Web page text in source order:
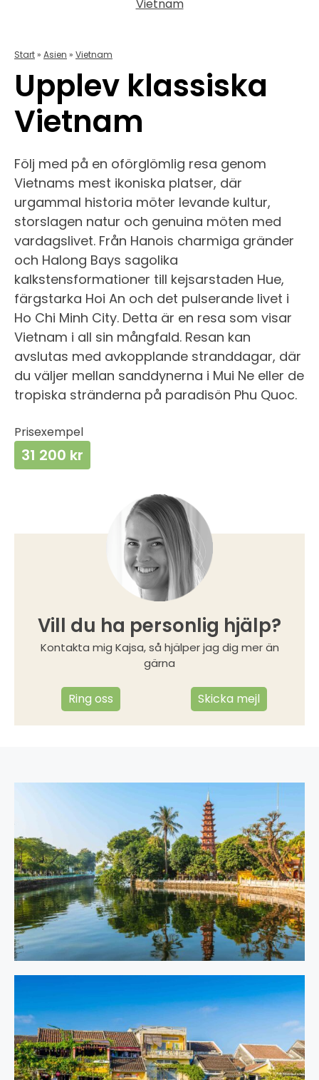
Vietnam
Start» Asien » Vietnam
Upplev klassiska
Vietnam
Följ med på en oförglömlig resa genom
Vietnams mest ikoniska platser, där
urgammal historia möter levande kultur,
storslagen natur och genuina möten med
vardagslivet. Från Hanois charmiga gränder
och Halong Bays sagolika
kalkstensformationer till kejsarstaden Hue,
färgstarka Hoi An och det pulserande livet i
Ho Chi Minh City. Detta är en resa som visar
Vietnam i all sin mångfald. Resan kan
avslutas med avkopplande stranddagar, där
du väljer mellan sanddynerna i Mui Ne eller de
tropiska stränderna på paradisön Phu Quoc.
Prisexempel
31 200 kr
Vill du ha personlig hjälp?
Kontakta mig Kajsa, så hjälper jag dig mer än
gärna
Ring oss Skicka mejl